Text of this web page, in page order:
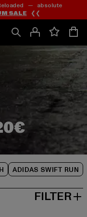
— absolute
SALE ❮❮
ADIDAS SWIFT RUN
FILTER